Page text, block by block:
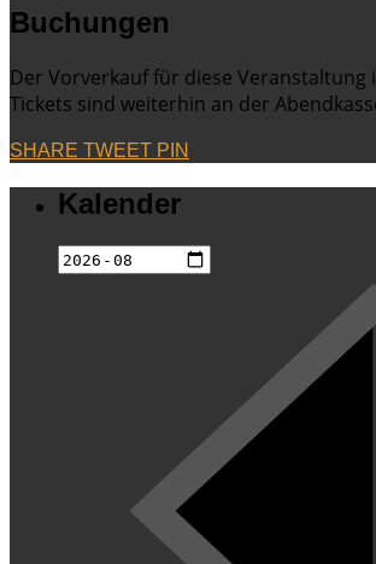
Buchungen
Der Vorverkauf für diese Veranstaltung
Tickets sind weiterhin an der
SHARE TWEET PIN
Kalender